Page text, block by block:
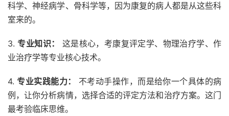
科学、神经病学、骨科学等，因为康复的病人都是从这些科
室来的。
3. 专业知识：
这是核心，考康复评定学、物理治疗学、作
业治疗学等专业核心技术。
4. 专业实践能力：
不考动手操作，而是给你一个具体的病
例，让你分析病情，选择合适的评定方法和治疗方案。这门
最考验临床思维。